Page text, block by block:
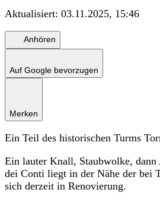
Aktualisiert: 03.11.2025, 15:46
Anhören
Auf Google bevorzugen
Merken
Ein Teil des historischen Turms
Ein lauter Knall, Staubwolke,
dei Conti liegt in der Nähe der bei
sich derzeit in Renovierung.